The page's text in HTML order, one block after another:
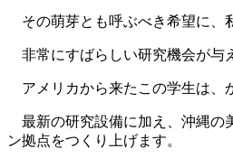
その萌芽とも呼ぶべき希望に、
非常にすばらしい研究機会が与
アメリカから来たこの学生は、
最新の研究設備に加え、沖縄の
ン拠点をつくり上げます。